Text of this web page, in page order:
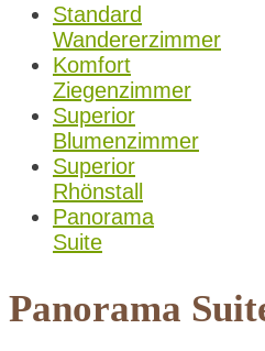
Standard
Wandererzimmer
Komfort
Ziegenzimmer
Superior
Blumenzimmer
Superior
Rhönstall
Panorama
Suite
Panorama